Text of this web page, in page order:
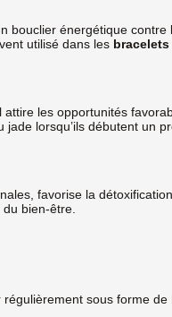
bouclier énergétique
utilisé dans les bracelets
les opportunités
lorsqu’ils débutent un
favorise la
bien-être.
sous forme de